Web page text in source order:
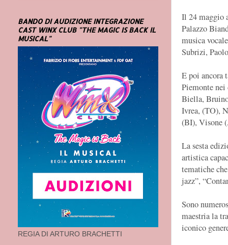
Il 24 maggio
Palazzo
musica
Subrizi,
E poi ancora
Piemonte
Biella,
Ivrea, (TO),
(BI), Visone
La sesta
artistica
tematiche
jazz”,
Sono
maestria la
iconico
BANDO DI AUDIZIONE INTEGRAZIONE
CAST WINX CLUB "THE MAGIC IS BACK IL
MUSICAL"
REGIA DI ARTURO BRACHETTI